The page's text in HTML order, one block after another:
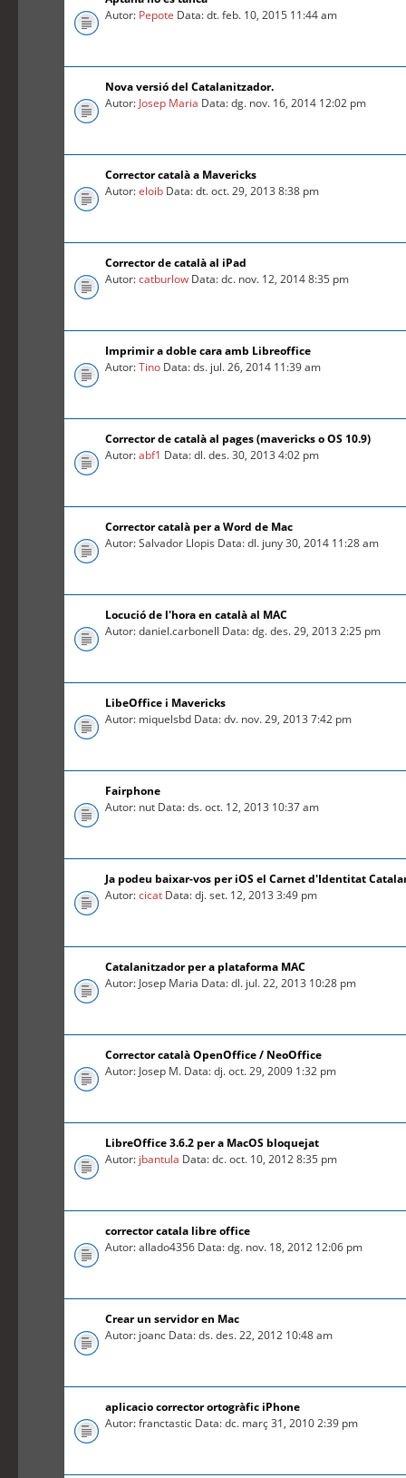
Autor: Pepote Data: dt. feb. 10, 2015 11:44 am
Nova versió del Catalanitzador.
Autor: Josep Maria Data: dg. nov. 16, 2014 12:02 pm
Corrector català a Mavericks
Autor:eloib Data: dt. oct. 29, 2013 8:38 pm
Corrector de català al iPad
Autor:catburlow Data: dc. nov. 12, 2014 8:35 pm
Imprimir a doble cara amb Libreoffice
Autor:Tino Data: ds. jul. 26, 2014 11:39 am
Corrector de català al pages (mavericks o OS 10.9)
Autor:abf1 Data: dl. des. 30, 2013 4:02 pm
Corrector català per a Word de Mac
Autor: Salvador Llopis Data: dl. juny 30, 2014 11:28 am
Locució de l'hora en català al MAC
Autor: daniel.carbonell Data: dg. des. 29, 2013 2:25 pm
LibeOffice i Mavericks
Autor: miquelsbd Data: dv. nov. 29, 2013 7:42 pm
Fairphone
Autor: nut Data: ds. oct. 12, 2013 10:37 am
Ja podeu baixar-vos per iOS el Carnet d'Identitat
Autor:cicat Data: dj. set. 12, 2013 3:49 pm
Catalanitzador per a plataforma MAC
Autor: Josep Maria Data: dl. jul. 22, 2013 10:28 pm
Corrector català OpenOffice / NeoOffice
Autor: Josep M. Data: dj. oct. 29, 2009 1:32 pm
LibreOffice 3.6.2 per a MacOS bloquejat
Autor: jbantula Data: dc. oct. 10, 2012 8:35 pm
corrector catala libre office
Autor: allado4356 Data: dg. nov. 18, 2012 12:06 pm
Crear un servidor en Mac
Autor: joanc Data: ds. des. 22, 2012 10:48 am
aplicacio corrector ortogràfic iPhone
Autor: franctastic Data: dc. març 31, 2010 2:39 pm